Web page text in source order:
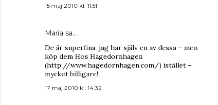
15 maj 2010 kl. 11:51
Maria sa…
De är superfina, jag har själv en av dessa – men
köp dem Hos Hagedornhagen
(http://www.hagedornhagen.com/) istället –
mycket billigare!
17 maj 2010 kl. 14:32